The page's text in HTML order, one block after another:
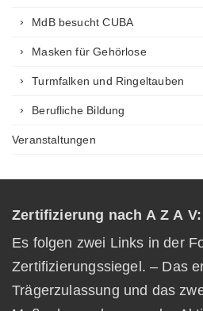
MdB besucht CUBA
Masken für Gehörlose
Turmfalken und Ringeltauben
Berufliche Bildung
Veranstaltungen
Zertifizierung nach A Z A V:
Es folgen zwei Links in der
Zertifizierungssiegel. – Das
Trägerzulassung und das